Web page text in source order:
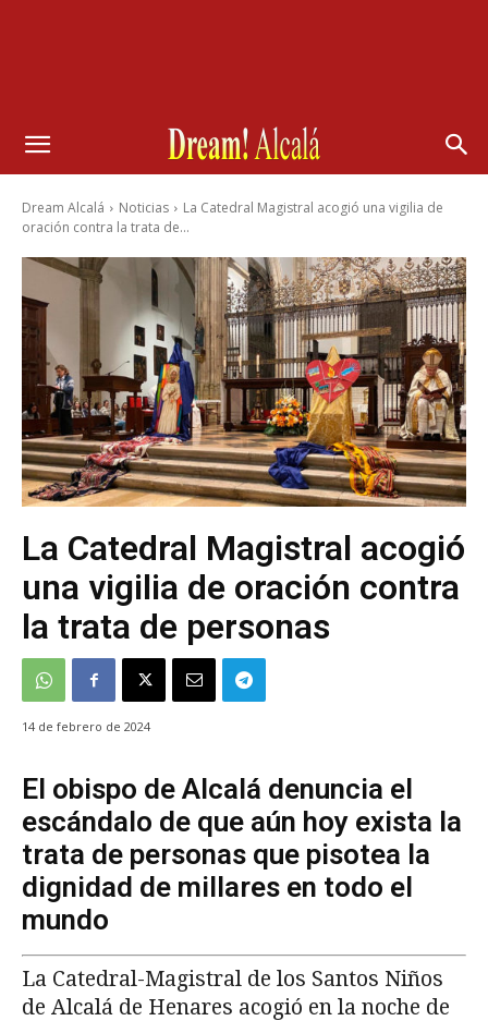
Dream Alcalá Noticias
La Catedral Magistral acogió una vigilia de
oración contra la trata de...
La Catedral Magistral acogió
una vigilia de oración contra
la trata de personas
14 de febrero de 2024
El obispo de Alcalá denuncia el
escándalo de que aún hoy exista la
trata de personas que pisotea la
dignidad de millares en todo el
mundo
La Catedral-Magistral de los Santos Niños
de Alcalá de Henares acogió en la noche de